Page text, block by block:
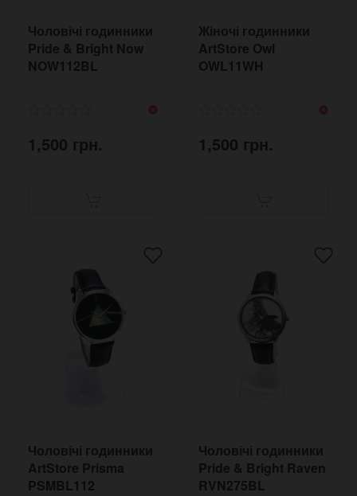
Чоловічі годинники
Pride & Bright Now
NOW112BL
1,500 грн.
Жіночі годинники
ArtStore Owl
OWL11WH
1,500 грн.
Чоловічі годинники
ArtStore Prisma
PSMBL112
Чоловічі годинники
Pride & Bright Raven
RVN275BL